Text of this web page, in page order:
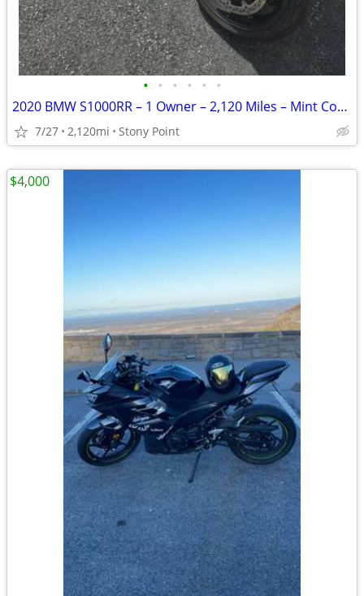
• • • • • •
2020 BMW S1000RR – 1 Owner – 2,120 Miles – Mint Condition
7/27 2,120mi Stony Point
$4,000